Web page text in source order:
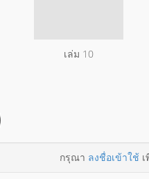
เล่ม 10
กรุณา ลงชื่อเข้าใช้เ